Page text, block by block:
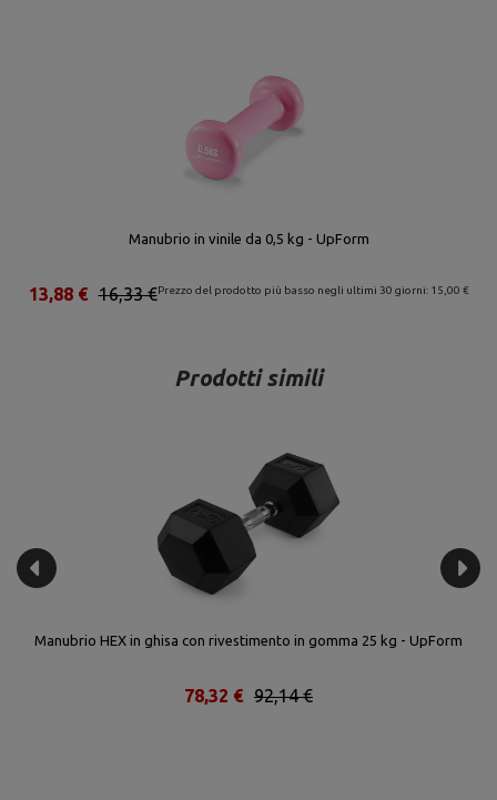
Manubrio in vinile da 0,5 kg - UpForm
Prezzo del prodotto più basso negli ultimi 30 giorni: 15,00 €
16,33 €
13,88 €
Prodotti simili
Manubrio HEX in ghisa con rivestimento in gomma 25 kg - UpForm
92,14 €
78,32 €